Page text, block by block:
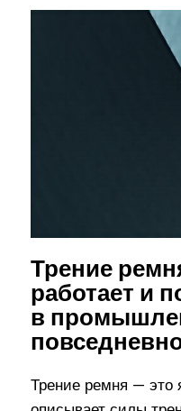
Трение
работает и
в
Трение ремня — это